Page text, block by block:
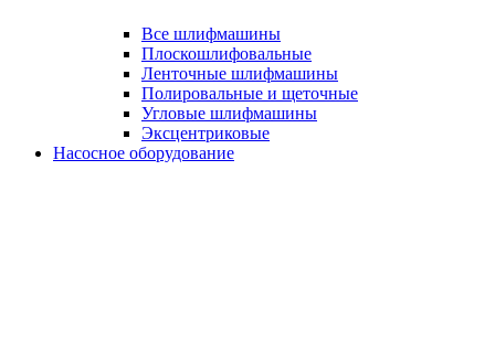
Все шлифмашины
Плоскошлифовальные
Ленточные шлифмашины
Полировальные и щеточные
Угловые шлифмашины
Эксцентриковые
Насосное оборудование